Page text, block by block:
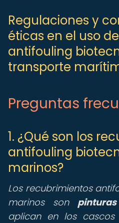
Regulaciones y
éticas en el uso
antifouling
transporte
Preguntas
1. ¿Qué son los
antifouling
marinos?
Los recubrimientos
marinos son pinturas
aplican en los